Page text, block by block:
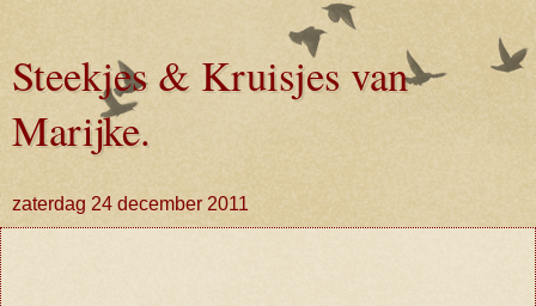
Steekjes & Kruisjes van
Marijke.
zaterdag 24 december 2011